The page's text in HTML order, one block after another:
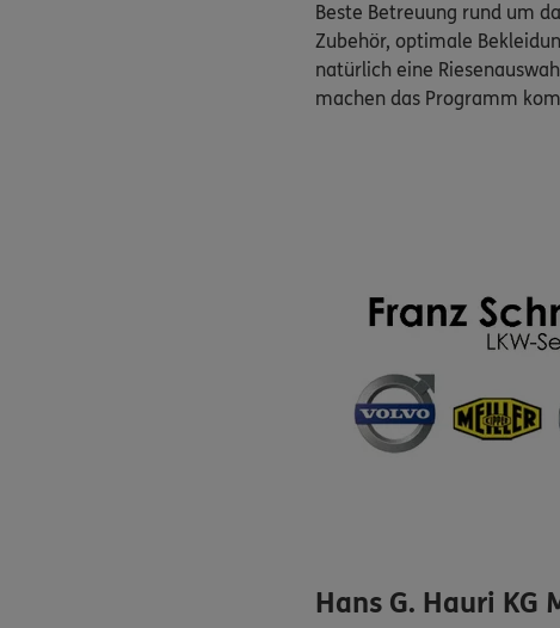
Beste Betreuung rund um
Zubehör, optimale
natürlich eine
machen das Programm
Hans G. Hauri